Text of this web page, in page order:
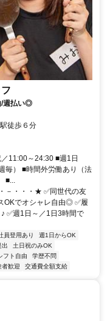
/週払い◎
徒歩６分
11:00～24:30 ■週1日
毎） ■時間外労働あり（法
－・・・★ ✅同世代の友
OKでオシャレ自由◎ ✅履
✅週1日～／1日3時間で
員登用あり
週1日からOK
出
土日祝のみOK
フト自由
学歴不問
者歓迎 交通費全額支給